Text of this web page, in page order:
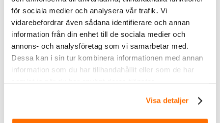
för sociala medier och analysera vår trafik. Vi
vidarebefordrar även sådana identifierare och annan
information från din enhet till de sociala medier och
annons- och analysföretag som vi samarbetar med.
Dessa kan i sin tur kombinera informationen med annan
information som du har tillhandahållit eller som de har
Visa detaljer
Variant
Smal fästplatta, Smal & hög
fästplatta, Bred fästplatta, Bred &
hög fästplatta